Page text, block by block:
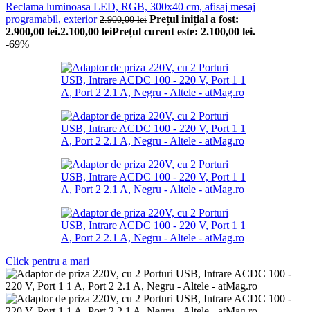
Reclama luminoasa LED, RGB, 300x40 cm, afisaj mesaj
programabil, exterior2.900,00lei Prețul inițial a fost:
2.900,00 lei.2.100,00 leiPrețul curent este: 2.100,00 lei.
-69%
Click pentru a mari